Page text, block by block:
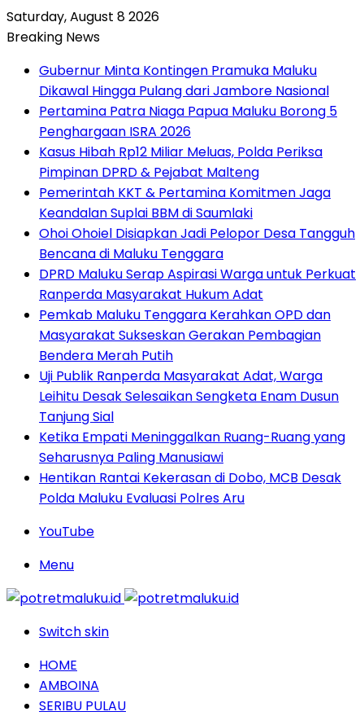
Saturday, August 8 2026
Breaking News
Gubernur Minta Kontingen Pramuka Maluku
Dikawal Hingga Pulang dari Jambore Nasional
Pertamina Patra Niaga Papua Maluku Borong 5
Penghargaan ISRA 2026
Kasus Hibah Rp12 Miliar Meluas, Polda Periksa
Pimpinan DPRD & Pejabat Malteng
Pemerintah KKT & Pertamina Komitmen Jaga
Keandalan Suplai BBM di Saumlaki
Ohoi Ohoiel Disiapkan Jadi Pelopor Desa Tangguh
Bencana di Maluku Tenggara
DPRD Maluku Serap Aspirasi Warga untuk Perkuat
Ranperda Masyarakat Hukum Adat
Pemkab Maluku Tenggara Kerahkan OPD dan
Masyarakat Sukseskan Gerakan Pembagian
Bendera Merah Putih
Uji Publik Ranperda Masyarakat Adat, Warga
Leihitu Desak Selesaikan Sengketa Enam Dusun
Tanjung Sial
Ketika Empati Meninggalkan Ruang-Ruang yang
Seharusnya Paling Manusiawi
Hentikan Rantai Kekerasan di Dobo, MCB Desak
Polda Maluku Evaluasi Polres Aru
YouTube
Menu
Switch skin
HOME
AMBOINA
SERIBU PULAU